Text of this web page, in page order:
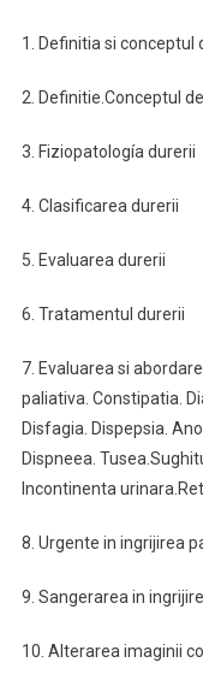
1. Definitia si conceptul
2. Definitie.Conceptul
3. Fiziopatología durerii
4. Clasificarea durerii
5. Evaluarea durerii
6. Tratamentul durerii
7. Evaluarea si
paliativa. Constipatia.
Disfagia. Dispepsia.
Dispneea.
Incontinenta
8. Urgente in ingrijirea
9. Sangerarea in
10. Alterarea imaginii